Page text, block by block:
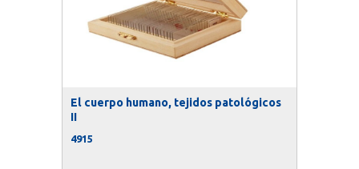
El cuerpo humano, tejidos patológicos
II
4915